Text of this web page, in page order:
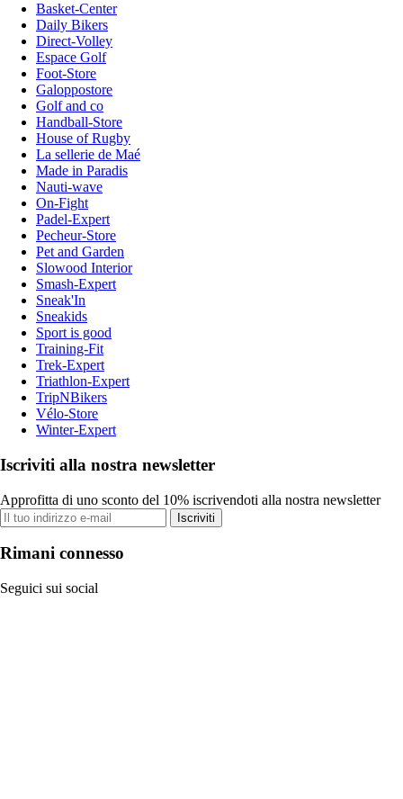
Basket-Center
Daily Bikers
Direct-Volley
Espace Golf
Foot-Store
Galoppostore
Golf and co
Handball-Store
House of Rugby
La sellerie de Maé
Made in Paradis
Nauti-wave
On-Fight
Padel-Expert
Pecheur-Store
Pet and Garden
Slowood Interior
Smash-Expert
Sneak'In
Sneakids
Sport is good
Training-Fit
Trek-Expert
Triathlon-Expert
TripNBikers
Vélo-Store
Winter-Expert
Iscriviti alla nostra newsletter
Approfitta di uno sconto del 10% iscrivendoti alla nostra newsletter
Iscriviti
Rimani connesso
Seguici sui social